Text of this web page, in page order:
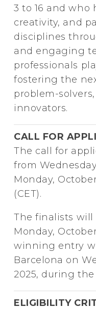
3 to 16 and who
creativity, and
disciplines
and engaging
professionals
fostering the
problem-
innovators.
CALL FOR
The call for
from
Monday,
(CET).
The finalists
Monday,
winning entry
Barcelona on
2025, during the
ELIGIBILITY